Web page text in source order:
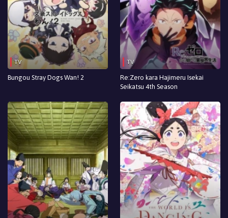
TV
Bungou Stray Dogs Wan! 2
TV
Re:Zero kara Hajimeru Isekai
Seikatsu 4th Season